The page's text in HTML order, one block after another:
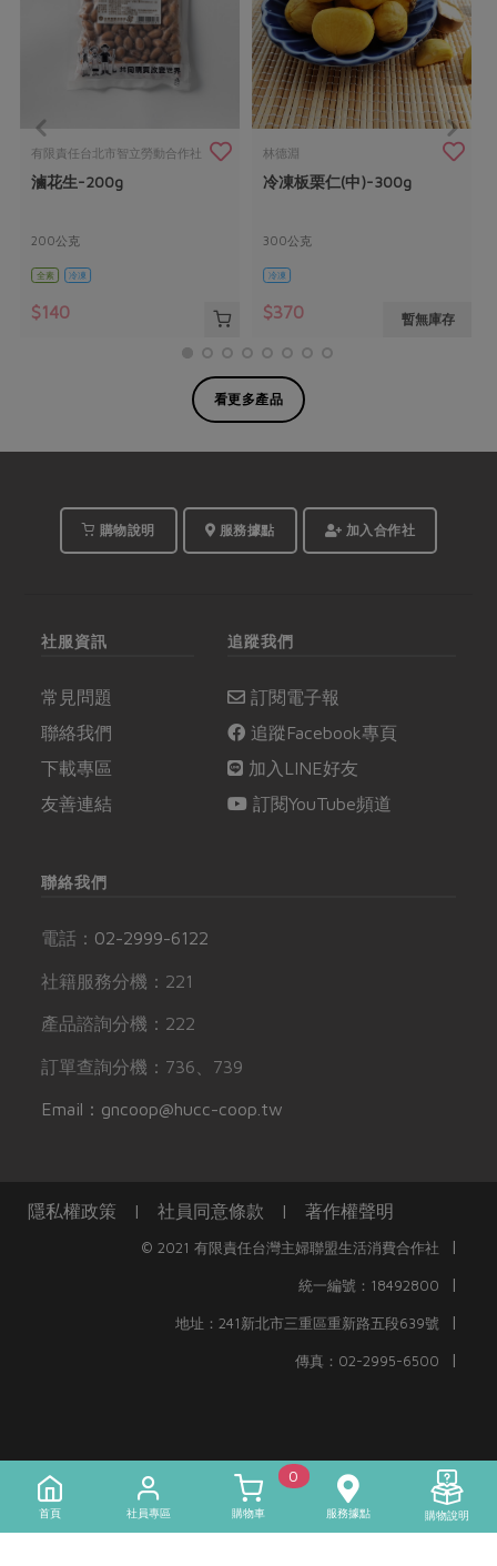
有限責任台北市智立勞動合作社
滷花生-200g
200公克
全素 冷凍
$140
林德淵
冷凍板栗仁(中)-300g
300公克
冷凍
$370 暫無庫存
看更多產品
購物說明 服務據點 加入合作社
社服資訊
常見問題
聯絡我們
下載專區
友善連結
追蹤我們
訂閱電子報
追蹤Facebook專頁
加入LINE好友
訂閱YouTube頻道
聯絡我們
電話： 02-2999-6122
社籍服務分機：221
產品諮詢分機：222
訂單查詢分機：736、739
Email：gncoop@hucc-coop.tw
隱私權政策 | 社員同意條款 | 著作權聲明
© 2021 有限責任台灣主婦聯盟生活消費合作社 |
統一編號：18492800 |
地址：241新北市三重區重新路五段639號 |
傳真：02-2995-6500 |
首頁 社員專區
0
購物車 服務據點 購物說明